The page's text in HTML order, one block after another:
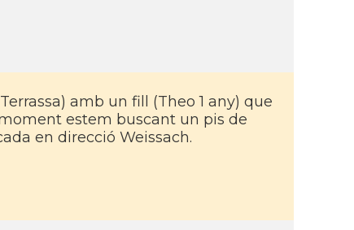
amb un fill (Theo 1 any) que
estem buscant un pis de
en direcció Weissach.